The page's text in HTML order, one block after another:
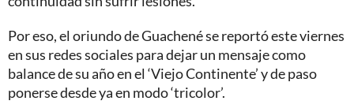
Por eso, el oriundo de Guachené se reportó este viernes
en sus redes sociales para dejar un mensaje como
balance de su año en el ‘Viejo Continente’ y de paso
ponerse desde ya en modo ‘tricolor’.